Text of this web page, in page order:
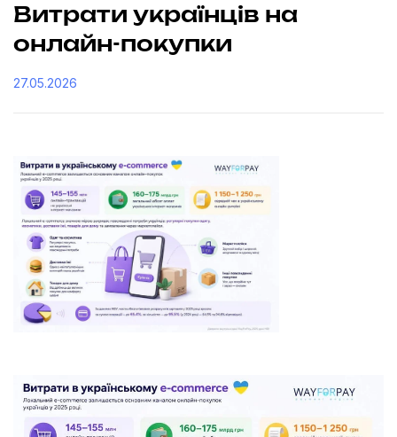
Витрати українців на
онлайн-покупки
27.05.2026